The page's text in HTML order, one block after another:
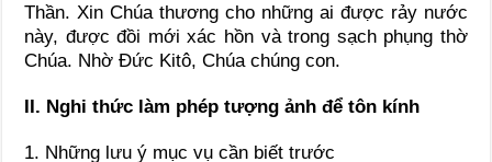
Thần. Xin Chúa thương cho những ai được rảy nước
này, được đồi mới xác hồn và trong sạch phụng thờ
Chúa. Nhờ Đức Kitô, Chúa chúng con.
II. Nghi thức làm phép tượng ảnh để tôn kính
1. Những lưu ý mục vụ cần biết trước